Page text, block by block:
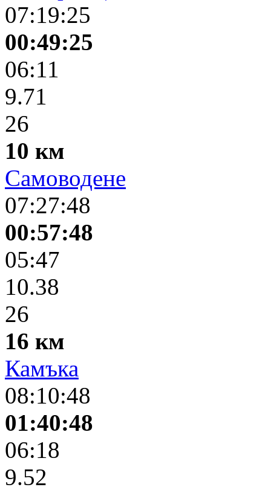
07:19:25
00:49:25
06:11
9.71
26
10 км
Самоводене
07:27:48
00:57:48
05:47
10.38
26
16 км
Камъка
08:10:48
01:40:48
06:18
9.52